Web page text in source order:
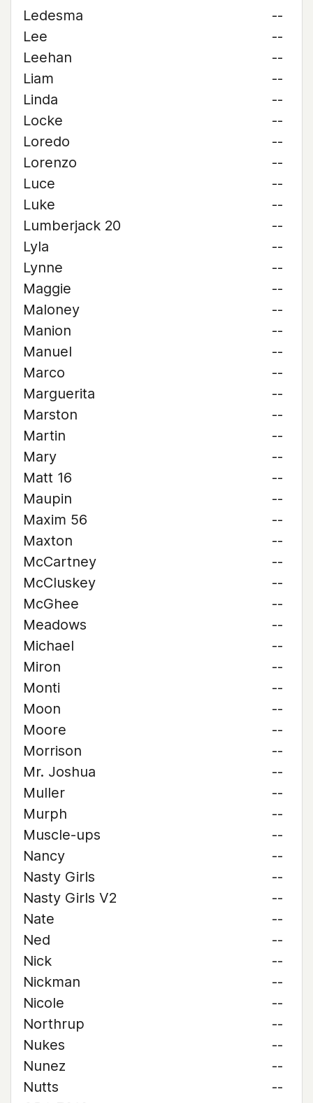
Ledesma
--
Lee
--
Leehan
--
Liam
--
Linda
--
Locke
--
Loredo
--
Lorenzo
--
Luce
--
Luke
--
Lumberjack 20
--
Lyla
--
Lynne
--
Maggie
--
Maloney
--
Manion
--
Manuel
--
Marco
--
Marguerita
--
Marston
--
Martin
--
Mary
--
Matt 16
--
Maupin
--
Maxim 56
--
Maxton
--
McCartney
--
McCluskey
--
McGhee
--
Meadows
--
Michael
--
Miron
--
Monti
--
Moon
--
Moore
--
Morrison
--
Mr. Joshua
--
Muller
--
Murph
--
Muscle-ups
--
Nancy
--
Nasty Girls
--
Nasty Girls V2
--
Nate
--
Ned
--
Nick
--
Nickman
--
Nicole
--
Northrup
--
Nukes
--
Nunez
--
Nutts
--